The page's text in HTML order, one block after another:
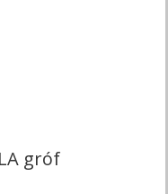
gróf